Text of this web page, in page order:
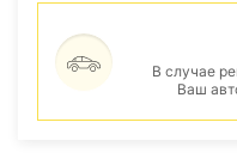
В случае
Ваш